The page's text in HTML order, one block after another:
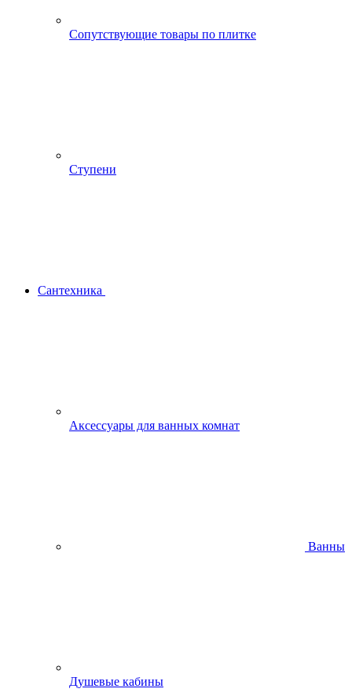
Сопутствующие товары по плитке
Ступени
Сантехника
Аксессуары для ванных комнат
Ванны
Душевые кабины